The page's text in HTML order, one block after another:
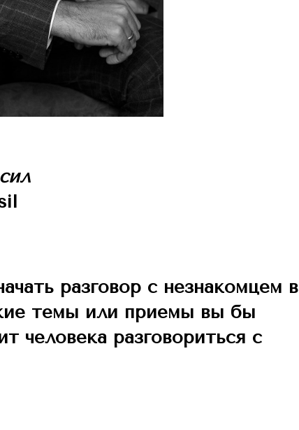
разговор с незнакомцем в
темы или приемы вы бы
человека разговориться с